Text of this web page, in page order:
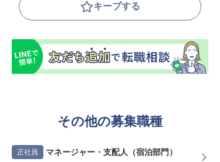
キープする
その他の募集職種
正社員 マネージャー・支配人（宿泊部門）